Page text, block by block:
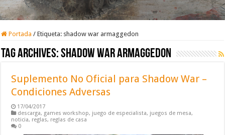
Portada / Etiqueta: shadow war armaggedon
Tag Archives:shadow war armaggedon
Suplemento No Oficial para Shadow War –
Condiciones Adversas
17/04/2017
descarga, games workshop, juego de especialista, juegos de mesa,
noticia, reglas, reglas de casa
0